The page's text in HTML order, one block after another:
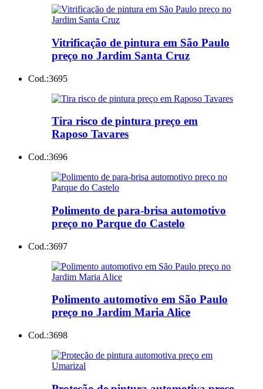
Vitrificação de pintura em São Paulo
preço no Jardim Santa Cruz
Cod.:3695
Tira risco de pintura preço em
Raposo Tavares
Cod.:3696
Polimento de para-brisa automotivo
preço no Parque do Castelo
Cod.:3697
Polimento automotivo em São Paulo
preço no Jardim Maria Alice
Cod.:3698